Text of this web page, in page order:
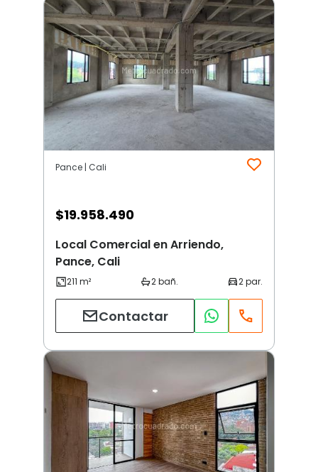
Pance | Cali
$19.958.490
Local Comercial en Arriendo,
Pance, Cali
Contactar